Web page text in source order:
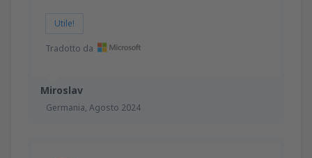
Miroslav
Germania, Agosto 2024
Utile!
Tradotto da